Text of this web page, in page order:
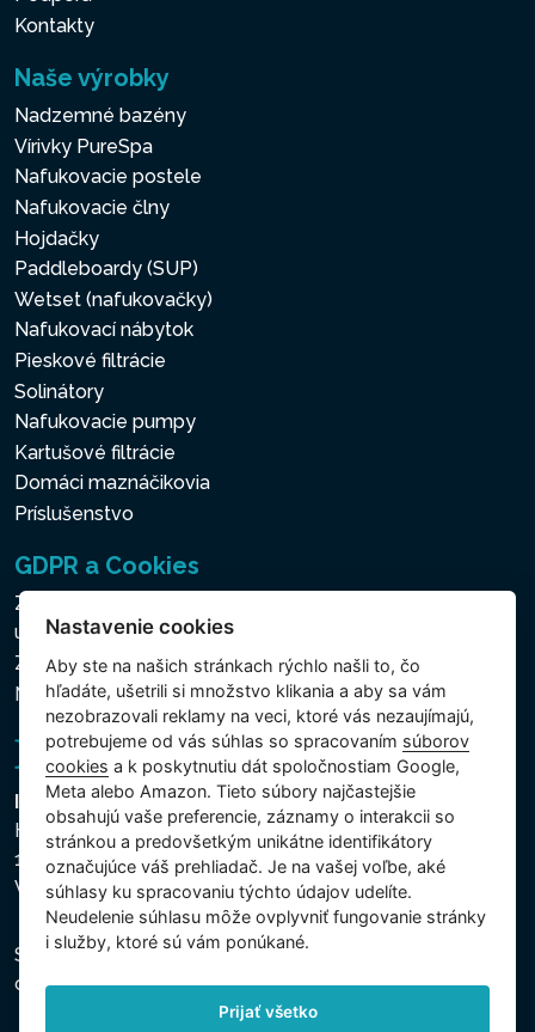
Kontakty
Naše výrobky
Nadzemné bazény
Vírivky PureSpa
Nafukovacie postele
Nafukovacie člny
Hojdačky
Paddleboardy (SUP)
Wetset (nafukovačky)
Nafukovací nábytok
Pieskové filtrácie
Solinátory
Nafukovacie pumpy
Kartušové filtrácie
Domáci maznáčikovia
Príslušenstvo
GDPR a Cookies
Zásady ochrany osobných a ďalších spracovávaných
údajov
Zásady používania súborov cookies
Nastavenie cookies
Intex Trading, s.r.o.
Hradecká 2526/3
130 00 Praha 3
Vinohrady - Česká republika
Spoločnosť je zapísaná na Mestskom súde v Prahe,
oddiel C, vložka 74759, IČO 26150808, DIČ CZ26150808.
Nastavenie cookies
Aby ste na našich stránkach rýchlo našli to, čo
hľadáte, ušetrili si množstvo klikania a aby sa vám
nezobrazovali reklamy na veci, ktoré vás nezaujímajú,
potrebujeme od vás súhlas so spracovaním súborov
cookies a k poskytnutiu dát spoločnostiam Google,
Meta alebo Amazon. Tieto súbory najčastejšie
obsahujú vaše preferencie, záznamy o interakcii so
stránkou a predovšetkým unikátne identifikátory
označujúce váš prehliadač. Je na vašej voľbe, aké
súhlasy ku spracovaniu týchto údajov udelíte.
Neudelenie súhlasu mȏže ovplyvniť fungovanie stránky
i služby, ktoré sú vám ponúkané.
Prijať všetko